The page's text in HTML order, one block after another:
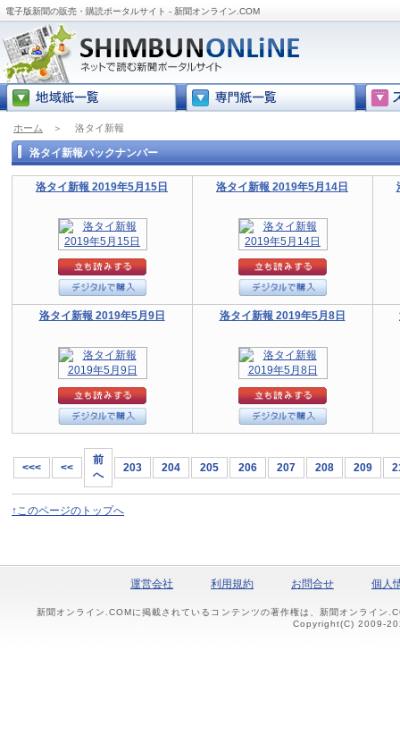
電子版新聞の販売・購読ポータルサイト - 新聞オンライン.COM
ホーム ＞ 洛タイ新報
洛タイ新報バックナンバー
洛タイ新報 2019年5月15日 洛タイ新報 2019年5月14日
洛タイ新報 2019年5月9日 洛タイ新報 2019年5月8日
<<< <<
前
へ
203 204 205 206 207 208 209
↑このページのトップへ
運営会社 利用規約 お問合せ 個人
新聞オンライン.COMに掲載されているコンテンツの著作権は、新聞オンライン
Copyright(C) 2009-